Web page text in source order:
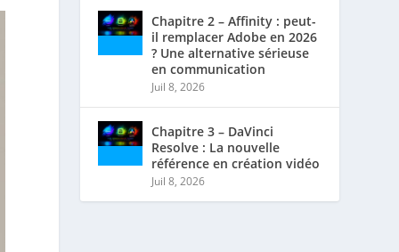
Chapitre 2 – Affinity : peut-
il remplacer Adobe en 2026
? Une alternative sérieuse
en communication
Juil 8, 2026
Chapitre 3 – DaVinci
Resolve : La nouvelle
référence en création vidéo
Juil 8, 2026